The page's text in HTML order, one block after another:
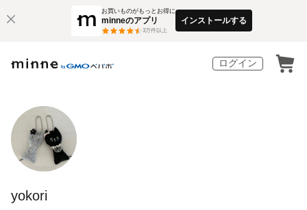
お買いものがもっとお得に
minneのアプリ
3万件以上
インストールする
ログイン
yokori